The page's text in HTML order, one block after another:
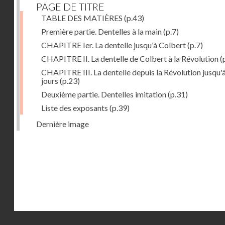
PAGE DE TITRE
TABLE DES MATIÈRES (p.43)
Première partie. Dentelles à la main(p.7)
CHAPITRE Ier. La dentelle jusqu'à Colbert(p.7)
CHAPITRE II. La dentelle de Colbert à la Révolution
CHAPITRE III. La dentelle depuis la Révolution
jours (p.23)
Deuxième partie. Dentelles imitation(p.31)
Liste des exposants (p.39)
Dernière image